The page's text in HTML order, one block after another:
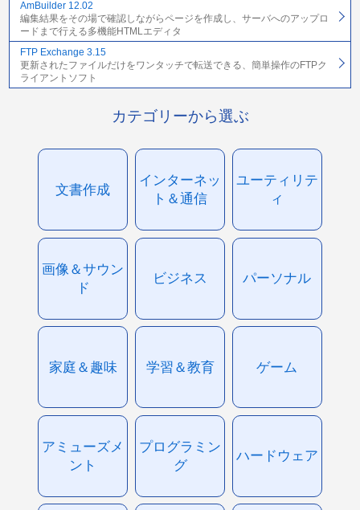
AmBuilder 12.02
編集結果をその場で確認しながらページを作成し、サーバへのアップロ
ードまで行える多機能HTMLエディタ
FTP Exchange 3.15
更新されたファイルだけをワンタッチで転送できる、簡単操作のFTPク
ライアントソフト
カテゴリーから選ぶ
文書作成
インターネッ
ト＆通信
ユーティリテ
ィ
画像＆サウン
ド
ビジネス パーソナル
家庭＆趣味 学習＆教育 ゲーム
アミューズメ
ント
プログラミン
グ
ハードウェア